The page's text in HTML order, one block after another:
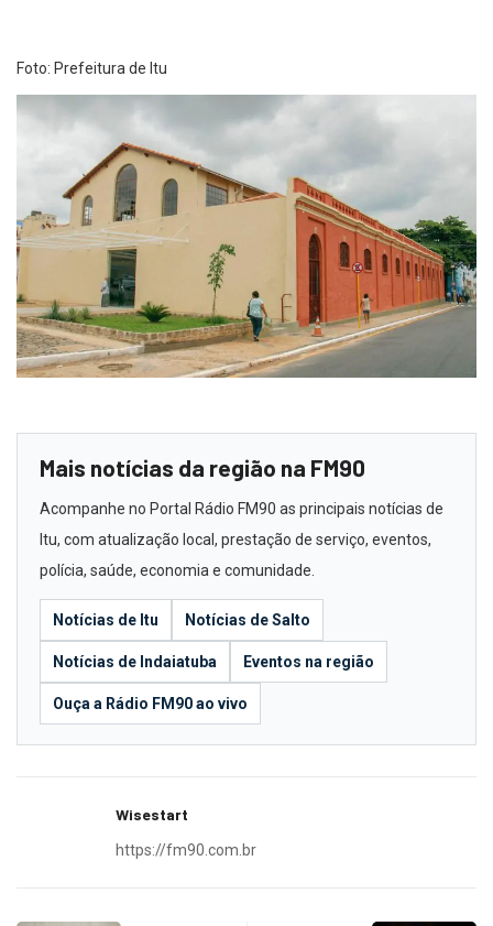
Foto: Prefeitura de Itu
Mais notícias da região na FM90
Acompanhe no Portal Rádio FM90 as principais notícias de
Itu, com atualização local, prestação de serviço, eventos,
polícia, saúde, economia e comunidade.
Notícias de Itu Notícias de Salto
Notícias de Indaiatuba Eventos na região
Ouça a Rádio FM90 ao vivo
Wisestart
https://fm90.com.br